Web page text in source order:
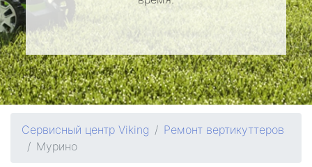
Сервисный центр Viking
Ремонт вертикуттеров
Мурино